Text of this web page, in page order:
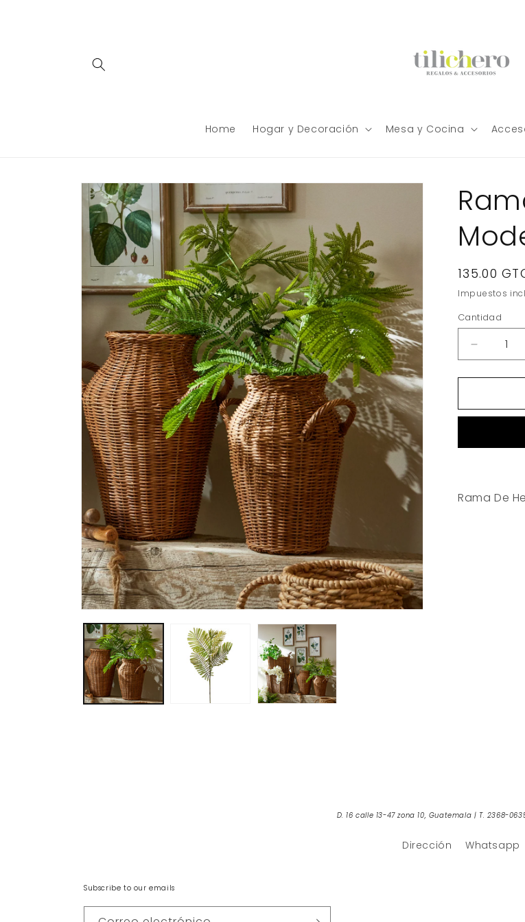
Home Hogar y Decoración Mesa y Cocina
directamente
a la
información
del producto
Precio
habitual
135.00
Impuestos
Cantidad
Reducir
cantidad
para
De
Rama De
D. 16 calle 13-47 zona 10, Guatemala | T. 2368-
Dirección Whatsapp
Subscribe to our emails